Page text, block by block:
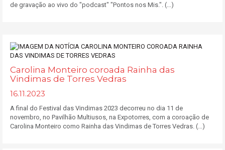
de gravação ao vivo do "podcast" "Pontos nos Mis.". (...)
Carolina Monteiro coroada Rainha das
Vindimas de Torres Vedras
16.11.2023
A final do Festival das Vindimas 2023 decorreu no dia 11 de
novembro, no Pavilhão Multiusos, na Expotorres, com a coroação de
Carolina Monteiro como Rainha das Vindimas de Torres Vedras. (...)